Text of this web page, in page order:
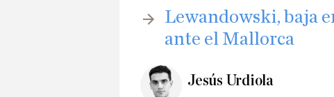
Lewandowski, baja
ante el Mallorca
Jesús Urdiola